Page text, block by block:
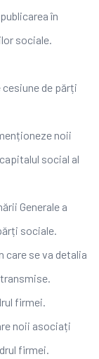
în
sociale.
de părți
noii
social al
Generale a
sociale.
care se va detalia
firmei.
noii asociați
firmei.